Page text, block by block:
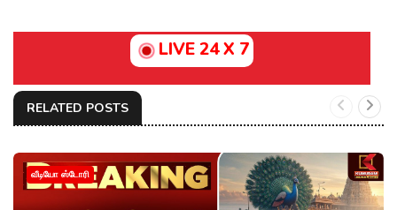
LIVE 24 X 7
RELATED POSTS
வீடியோ ஸ்டோரி